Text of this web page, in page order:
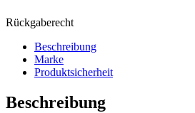
Rückgaberecht
Beschreibung
Marke
Produktsicherheit
Beschreibung